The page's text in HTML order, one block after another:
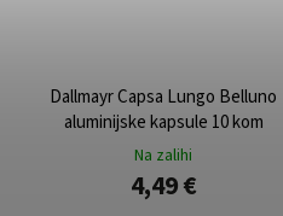
Dallmayr Capsa Lungo Belluno
aluminijske kapsule 10 kom
Na zalihi
4,49 €